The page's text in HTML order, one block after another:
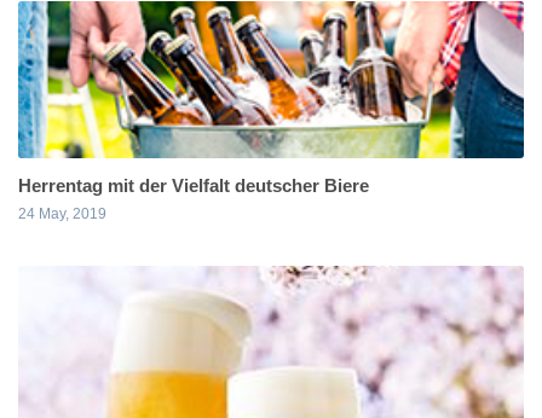
Herrentag mit der Vielfalt deutscher Biere
24 May, 2019